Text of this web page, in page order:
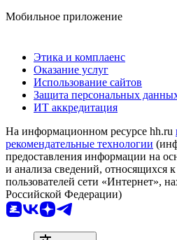
Мобильное приложение
Этика и комплаенс
Оказание услуг
Использование сайтов
Защита персональных
ИТ аккредитация
На информационном ресурсе hh.ru
рекомендательные технологии
предоставления информации на
и анализа сведений, относящихся
пользователей сети «Интернет»,
Российской Федерации)